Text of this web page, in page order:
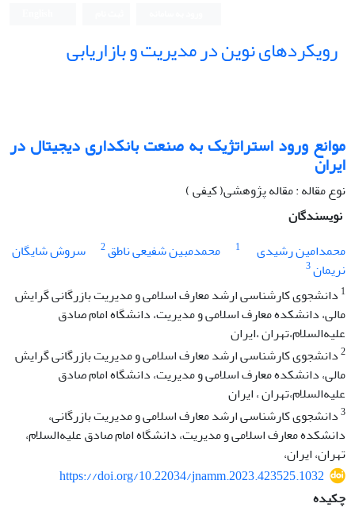
رویکردهای نوین در مدیریت و بازاریابی
موانع ورود استراتژیک به صنعت بانکداری دیجیتال در
ایران
نوع مقاله : مقاله پژوهشی( کیفی )
نویسندگان
محمدامین رشیدی
1 محمدمبین شفیعی ناطق2
سروش شایگان
نریمان3
1 دانشجوی کارشناسی ارشد معارف اسلامی و مدیریت بازرگانی گرایش
مالی، دانشکده معارف اسلامی و مدیریت، دانشگاه امام صادق
علیه‌السلام،تهران ،ایران
2دانشجوی کارشناسی ارشد معارف اسلامی و مدیریت بازرگانی گرایش
مالی، دانشکده معارف اسلامی و مدیریت، دانشگاه امام صادق
علیه‌السلام،تهران ، ایران
3دانشجوی کارشناسی ارشد معارف اسلامی و مدیریت بازرگانی،
دانشکده معارف اسلامی و مدیریت، دانشگاه امام صادق علیه‌السلام،
تهران، ایران،
https://doi.org/10.22034/jnamm.2023.423525.1032
چکیده